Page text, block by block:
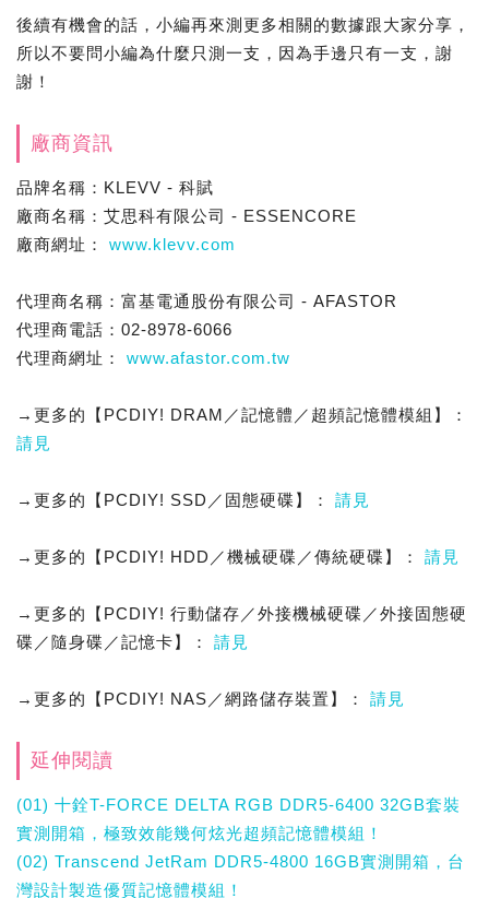
後續有機會的話，小編再來測更多相關的數據跟大家分享，
所以不要問小編為什麼只測一支，因為手邊只有一支，謝
謝！
廠商資訊
品牌名稱：KLEVV - 科賦
廠商名稱：艾思科有限公司 - ESSENCORE
廠商網址： www.klevv.com
代理商名稱：富基電通股份有限公司 - AFASTOR
代理商電話：02-8978-6066
代理商網址： www.afastor.com.tw
→更多的【PCDIY! DRAM／記憶體／超頻記憶體模組】：
請見
→更多的【PCDIY! SSD／固態硬碟】： 請見
→更多的【PCDIY! HDD／機械硬碟／傳統硬碟】： 請見
→更多的【PCDIY! 行動儲存／外接機械硬碟／外接固態硬
碟／隨身碟／記憶卡】： 請見
→更多的【PCDIY! NAS／網路儲存裝置】： 請見
延伸閱讀
(01) 十銓T-FORCE DELTA RGB DDR5-6400 32GB套裝
實測開箱，極致效能幾何炫光超頻記憶體模組！
(02) Transcend JetRam DDR5-4800 16GB實測開箱，台
灣設計製造優質記憶體模組！